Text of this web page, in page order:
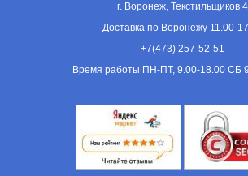
г. Воронеж, Текстильщиков 4
Доставка по Воронежу 11.00-
+7(473) 257-52-51
Время работы ПН-ПТ, 9.00-18.00 СБ